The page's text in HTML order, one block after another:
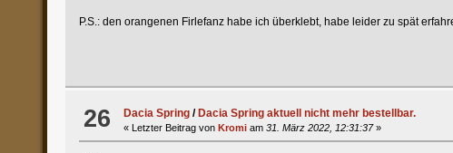
P.S.: den orangenen Firlefanz habe ich überklebt, habe leider zu spät
26 Dacia Spring / Dacia Spring aktuell nicht mehr bestellbar.
« Letzter Beitrag von Kromi am 31. März 2022, 12:31:37»